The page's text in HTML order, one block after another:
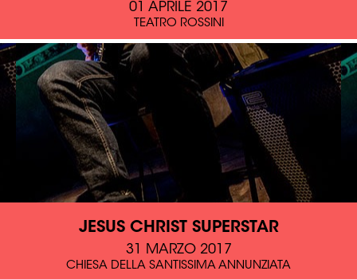
01 APRILE 2017
TEATRO ROSSINI
JESUS CHRIST SUPERSTAR
31 MARZO 2017
CHIESA DELLA SANTISSIMA ANNUNZIATA